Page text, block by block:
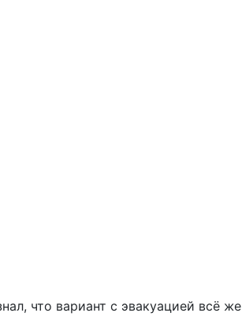
что вариант с эвакуацией всё же